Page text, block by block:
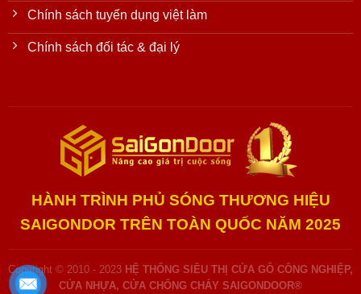
Chính sách tuyển dụng việt làm
Chính sách đối tác & đại lý
HÀNH TRÌNH PHỦ SÓNG THƯƠNG HIỆU
SAIGONDOR TRÊN TOÀN QUỐC NĂM 2025
Copyright © 2010 - 2023 HỆ THỐNG SIÊU THỊ CỬA GỖ CÔNG NGHIỆP,
CỬA NHỰA, CỬA CHỐNG CHÁY SAIGONDOOR®